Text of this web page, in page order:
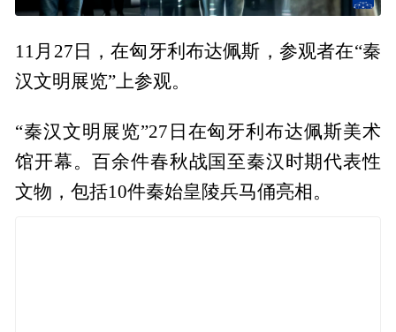
11月27日，在匈牙利布达佩斯，参观者在“秦
汉文明展览”上参观。
“秦汉文明展览”27日在匈牙利布达佩斯美术
馆开幕。百余件春秋战国至秦汉时期代表性
文物，包括10件秦始皇陵兵马俑亮相。